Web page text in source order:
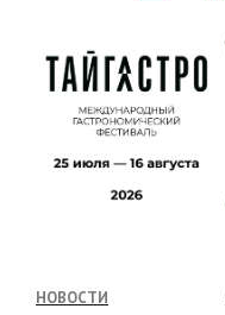
НОВОСТИ